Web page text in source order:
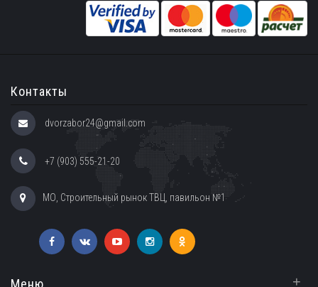
Контакты
dvorzabor24@gmail.com
+7 (903) 555-21-20
МО, Строительный рынок ТВЦ, павильон №1
Меню +